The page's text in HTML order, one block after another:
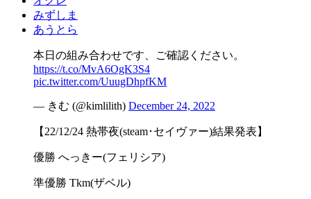
みずしま
あうとら
本日の組み合わせです、ご確認ください。
https://t.co/MvA6OgK3S4
pic.twitter.com/UuugDhpfKM
— きむ (@kimlilith) December 24, 2022
【22/12/24 熱帯夜(steam･セイヴァー)結果発表】
優勝 へっきー(フェリシア)
準優勝 Tkm(ザベル)